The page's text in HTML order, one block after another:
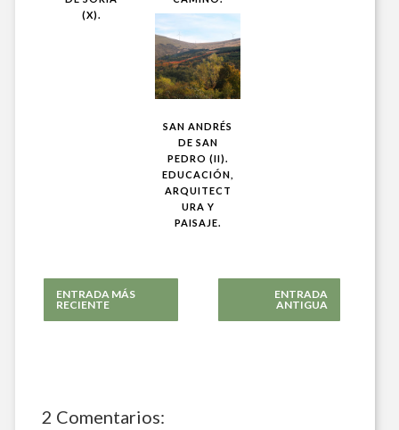
(X).
SAN ANDRÉS
DE SAN
PEDRO (II).
EDUCACIÓN,
ARQUITECT
URA Y
PAISAJE.
ENTRADA MÁS
RECIENTE
ENTRADA
ANTIGUA
2 Comentarios: